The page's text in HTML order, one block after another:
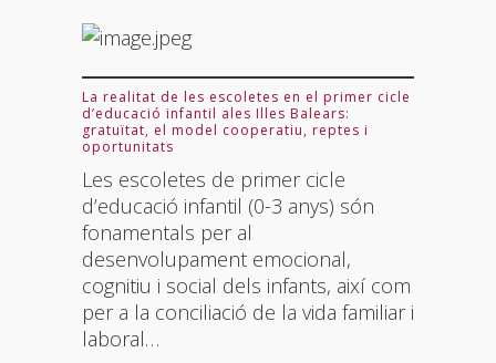
La realitat de les escoletes en el primer cicle
d’educació infantil ales Illes Balears:
gratuïtat, el model cooperatiu, reptes i
oportunitats
Les escoletes de primer cicle
d’educació infantil (0-3 anys) són
fonamentals per al
desenvolupament emocional,
cognitiu i social dels infants, així com
per a la conciliació de la vida familiar i
laboral…